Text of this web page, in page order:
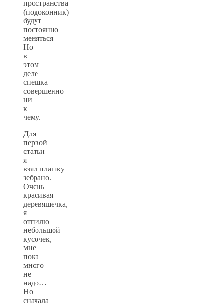
пространства
(подоконник)
будут
постоянно
меняться.
Но
в
этом
деле
спешка
совершенно
ни
к
чему.
Для
первой
статьи
я
взял плашку
зебрано.
Очень
красивая
деревяшечка,
я
отпилю
небольшой
кусочек,
мне
пока
много
не
надо…
Но
сначала